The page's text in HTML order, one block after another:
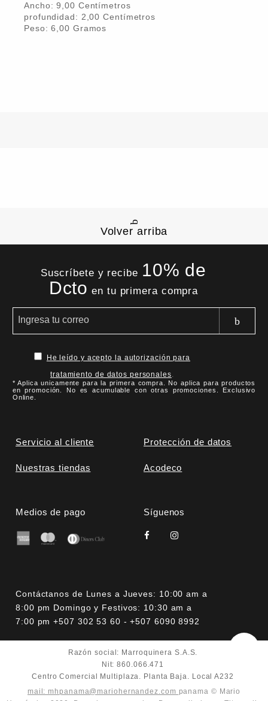
Ancho:9,00 Centímetros
profundidad: 2,00 Centímetros
Peso:6,00 Gramos
Volver arriba
Suscríbete y recibe 10% de
Dcto en tu primera compra
He leído y acepto la autorización para
tratamiento de datos personales.
* Aplica unicamente para la primera compra. No aplica para productos
en promoción. No es acumulable con otras promociones. Exclusivo
Online.
Servicio al cliente Protección de datos
Nuestras tiendas Acodeco
Medios de pago Síguenos
Contáctanos de Lunes a Jueves: 10:00 am a
8:00 pm Domingo y Festivos: 10:30 am a
7:00 pm +507 302 53 60 - +507 6090 8992
Razón social: Marroquinera S.A.S.
Nit: 860.066.471
Centro Comercial Multiplaza. Planta Baja. Local A232
mail: mhpanama@mariohernandez.com panama © Mario